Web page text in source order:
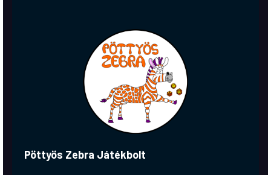
Pöttyös Zebra Játékbolt